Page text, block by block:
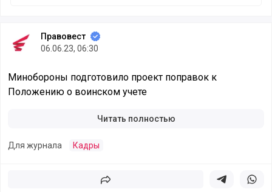
Правовест
06.06.23, 06:30
Минобороны подготовило проект поправок к
Положению о воинском учете
Читать полностью
Для журнала Кадры
Поделиться Поделиться в